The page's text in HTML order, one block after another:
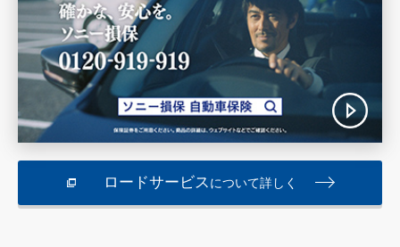
ロードサービス について詳しく